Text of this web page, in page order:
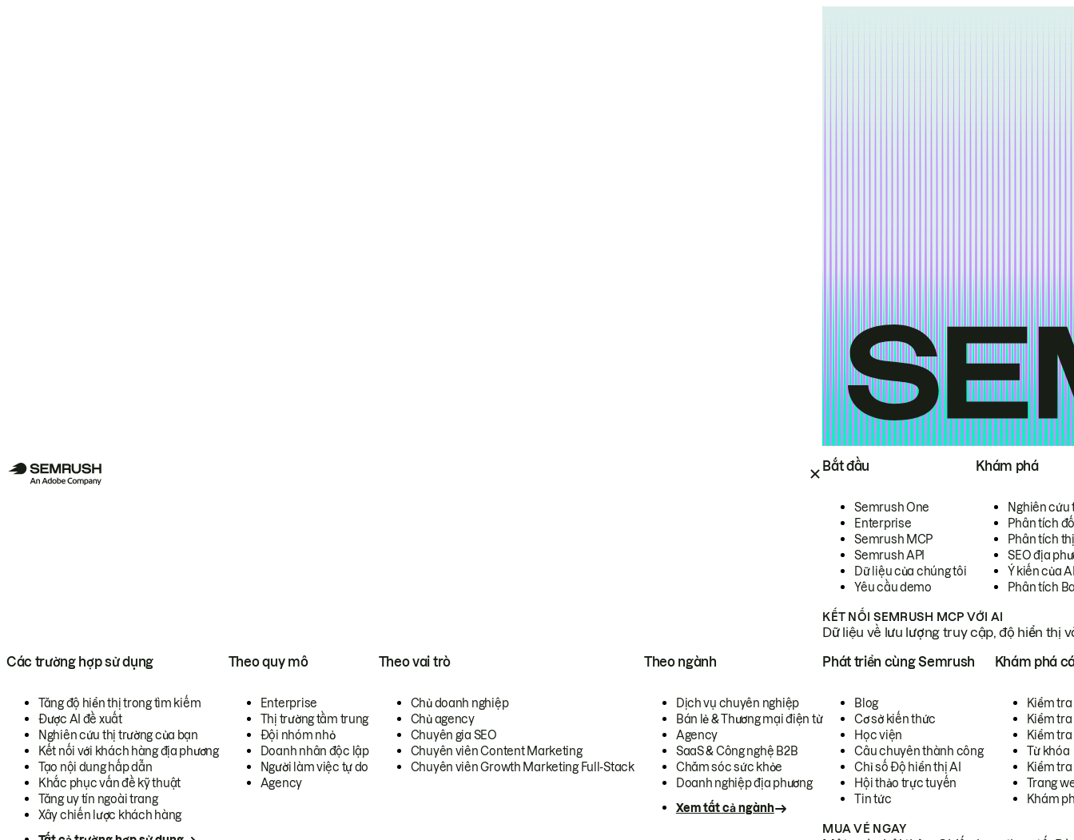
Bắt đầu
Semrush One
Enterprise
Semrush MCP
Semrush API
Dữ liệu của chúng tôi
Yêu cầu demo
Khám phá
Nghiên cứu
Phân tích
Phân tích
SEO địa
Ý kiến của
Phân tích
KẾT NỐI SEMRUSH MCP VỚI AI
Dữ liệu về lưu lượng truy cập, độ hiển thị
Các trường hợp sử dụng
Tăng độ hiển thị trong tìm kiếm
Được AI đề xuất
Nghiên cứu thị trường của bạn
Kết nối với khách hàng địa phương
Tạo nội dung hấp dẫn
Khắc phục vấn đề kỹ thuật
Tăng uy tín ngoài trang
Xây chiến lược khách hàng
Theo quy mô
Enterprise
Thị trường tầm trung
Đội nhóm nhỏ
Doanh nhân độc lập
Người làm việc tự do
Agency
Theo vai trò
Chủ doanh nghiệp
Chủ agency
Chuyên gia SEO
Chuyên viên Content Marketing
Chuyên viên Growth Marketing Full-Stack
Theo ngành
Dịch vụ chuyên nghiệp
Bán lẻ & Thương mại điện tử
Agency
SaaS & Công nghệ B2B
Chăm sóc sức khỏe
Doanh nghiệp địa phương
Xem tất cả ngành
Phát triển cùng Semrush
Blog
Cơ sở kiến thức
Học viện
Câu chuyên thành công
Chỉ số Độ hiển thị AI
Hội thảo trực tuyến
Tin tức
Khám phá
Kiểm
Kiểm tra
Kiểm
Từ khóa
Kiểm
Trang
Khám
MUA VÉ NGAY